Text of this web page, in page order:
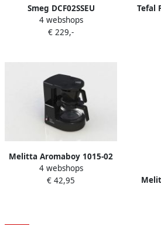
Smeg DCF02SSEU
Filterkoffiemachine
Koffiezetapparaat 10
Startfunctie 50 s Style Steel
4 webshops
€ 229,-
Tefal
l 10
Melitta Aromaboy 1015-02
Koffiezetapparaat Zwart
550 watt Ruimtebesparend
4 webshops
€ 42,95